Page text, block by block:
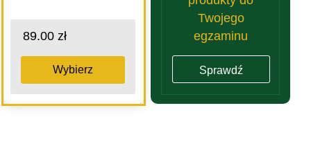
89.00 zł
Wybierz
Twojego
egzaminu
Sprawdź